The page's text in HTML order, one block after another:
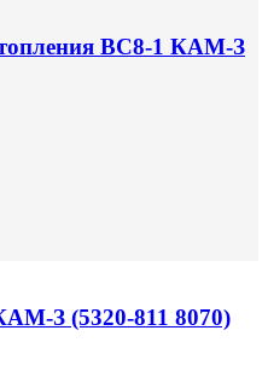
ВС8-1 КАМ-З
З (5320-811 8070)